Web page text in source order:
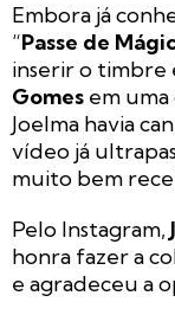
Embora já
“Passe de
inserir o timbre
Gomes em
Joelma havia
vídeo já
muito bem
Pelo Instagram,
honra fazer a
e agradeceu a